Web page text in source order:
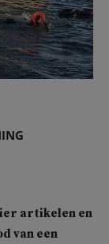
artikelen en
van een